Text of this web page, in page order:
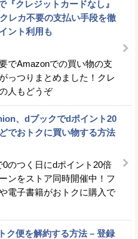
『クレジットカードなし』
レカ不要の支払い手段を徹
ント利用も
でAmazonでの買い物の支
っつりまとめました！クレ
人もどうぞ
、dブックでdポイント20
でおトクに買い物する方法
のつく日にdポイント20倍
ンをストア同時開催中！フ
電子書籍がおトクに購入で
ク便を解約する方法 – 登録